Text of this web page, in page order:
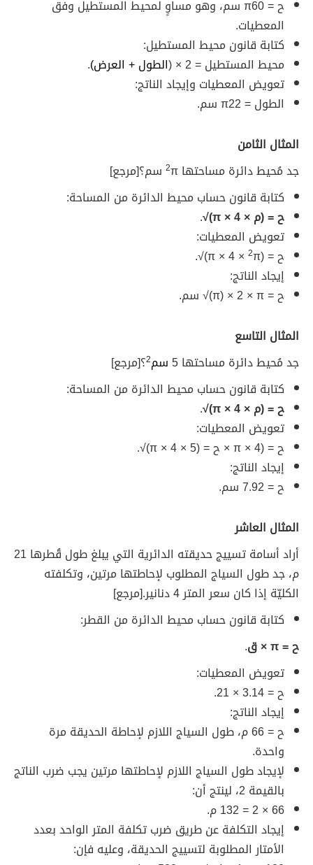
ح = π60 سم، وهو مساوٍ لمحيط المستطيل وفق
المعطيات.
كتابة قانون محيط المستطيل:
محيط المستطيل = 2 × (
الطول + العرض).
تعويض المعطيات وإيجاد الناتج:
الطول = π22 سم.
المثال الثامن
جد مُحيط دائرة مساحتها
2π سم؟ [مرجع]
كتابة قانون حساب محيط الدائرة من المساحة:
ح = (م × π × 4)√
.
تعويض المعطيات:
ح = (π × 4 × 2π)√.
إيجاد الناتج:
ح = π) × 2 × π)√ سم.
المثال التاسع
جد مُحيط دائرة مساحتها5سم2؟ [مرجع]
كتابة قانون حساب محيط الدائرة من المساحة:
ح = (م × π × 4)√
.
تعويض المعطيات:
ح = (π × 4 × ح = (5 × π × 4)√.
إيجاد الناتج:
ح = 7.92 سم.
المثال العاشر
أراد أسامة تسييج حديقته الدائرية التي يبلغ طول قُطرها 21
م، جد طول السياج المطلوب لإحاطتها مرتين، وتكلفته
الكليّة إذا كان سعر المتر 4 دنانير. [مرجع]
كتابة قانون حساب محيط الدائرة من القطر:
ح = π × ق
.
تعويض المعطيات:
ح = 3.14 × 21.
إيجاد الناتج:
ح = 66 م،
طول السياج اللازم لإحاطة الحديقة مرة
واحدة.
لإيجاد طول السياج اللازم لإحاطتها مرتين يجب ضرب الناتج
بالقيمة 2، لينتج أن:
66 × 2 = 132 م.
إيجاد التكلفةعن طريق ضرب تكلفة المتر الواحد بعدد
الأمتار المطلوبة لتسييج الحديقة، وعليه فإن: